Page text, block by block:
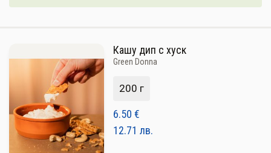
Кашу дип с хуск
Green Donna
200 г
6.50 €
12.71 лв.